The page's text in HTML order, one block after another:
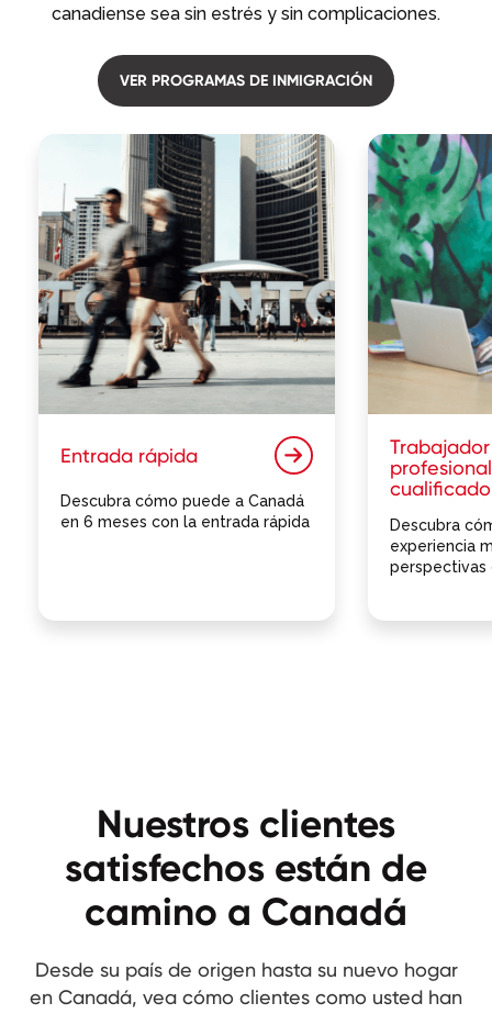
canadiense sea sin estrés y sin complicaciones.
VER PROGRAMAS DE INMIGRACIÓN
Entrada rápida
Descubra cómo puede a Canadá
en 6 meses con la entrada rápida
Trabajador
cualificado
Descubra
experiencia
perspectivas
Nuestros clientes
satisfechos están de
camino a Canadá
Desde su país de origen hasta su nuevo hogar
en Canadá, vea cómo clientes como usted han